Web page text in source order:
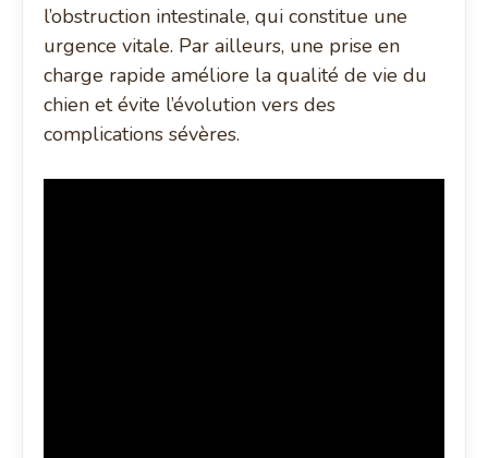
l’obstruction intestinale, qui constitue une
urgence vitale. Par ailleurs, une prise en
charge rapide améliore la qualité de vie du
chien et évite l’évolution vers des
complications sévères.